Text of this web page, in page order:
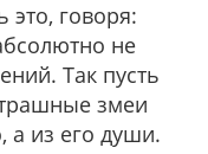
это, говоря:
не
Так пусть
змеи
а из его души.